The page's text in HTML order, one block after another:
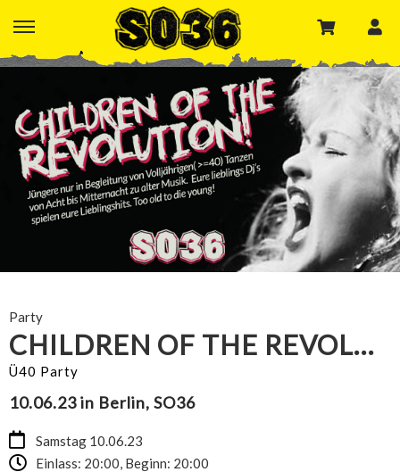
Party
CHILDREN OF THE REVOLUTION
Ü40 Party
10.06.23 in Berlin, SO36
Samstag 10.06.23
Einlass: 20:00, Beginn: 20:00